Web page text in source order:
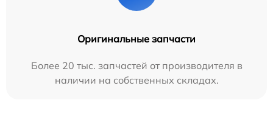
Оригинальные запчасти
Более 20 тыс. запчастей от производителя в
наличии на собственных складах.